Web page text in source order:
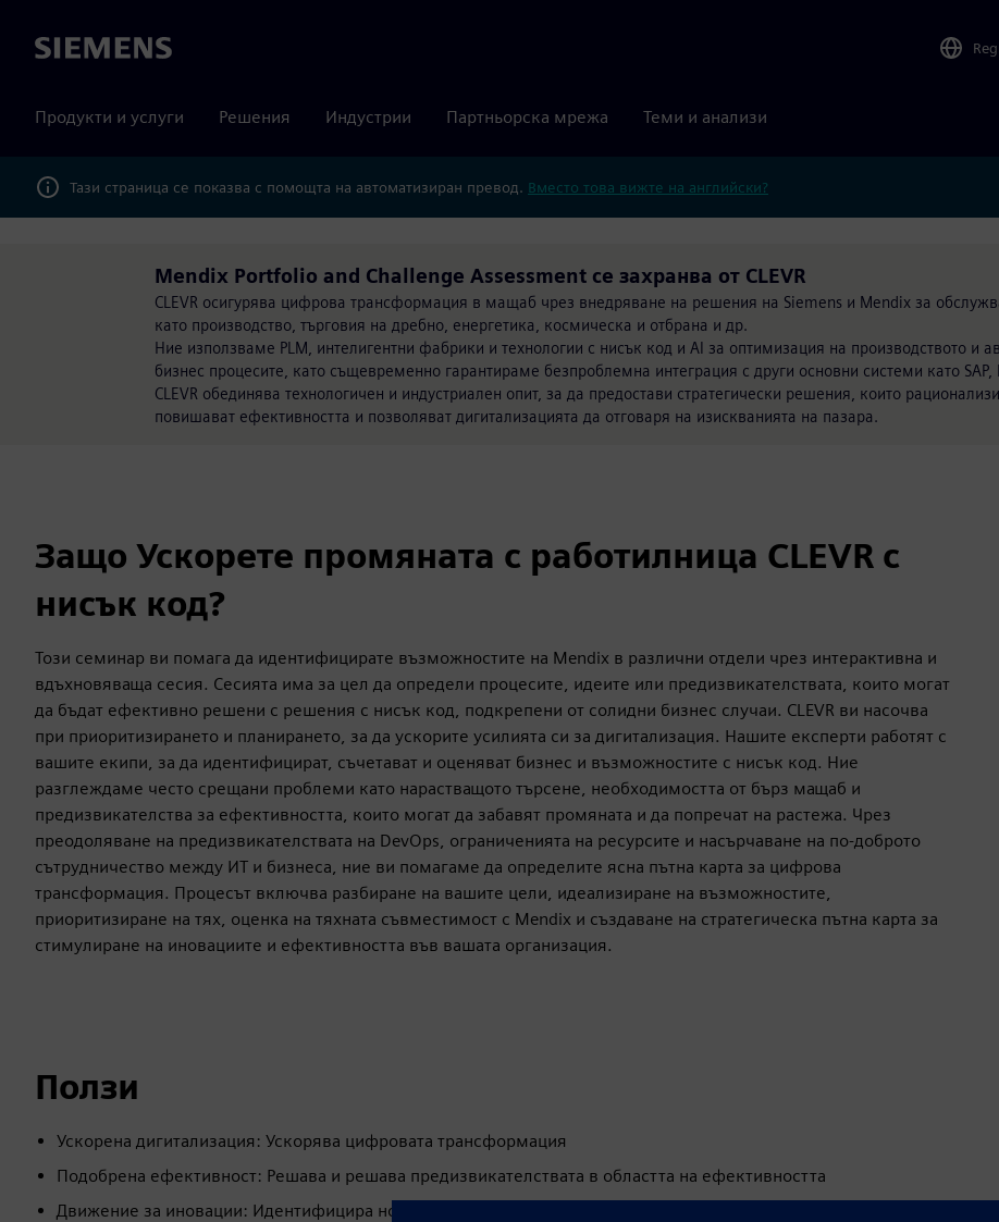
Siemens
Продукти и услуги Решения Индустрии Партньорска мрежа Теми и анализи
Тази страница се показва с помощта на автоматизиран превод. Вместо това вижте на английски?
Mendix Portfolio and Challenge Assessment се захранва от CLEVR
CLEVR осигурява цифрова трансформация в мащаб чрез внедряване на решения на Siemens и Mendix за
като производство, търговия на дребно, енергетика, космическа и отбрана и др.
Ние използваме PLM, интелигентни фабрики и технологии с нисък код и AI за оптимизация на производството и
бизнес процесите, като същевременно гарантираме безпроблемна интеграция с други основни системи като SAP,
CLEVR обединява технологичен и индустриален опит, за да предостави стратегически решения, които
повишават ефективността и позволяват дигитализацията да отговаря на изискванията на пазара.
Защо Ускорете промяната с работилница CLEVR с
нисък код?
Този семинар ви помага да идентифицирате възможностите на Mendix в различни отдели чрез интерактивна и
вдъхновяваща сесия. Сесията има за цел да определи процесите, идеите или предизвикателствата, които могат
да бъдат ефективно решени с решения с нисък код, подкрепени от солидни бизнес случаи. CLEVR ви насочва
при приоритизирането и планирането, за да ускорите усилията си за дигитализация. Нашите експерти работят с
вашите екипи, за да идентифицират, съчетават и оценяват бизнес и възможностите с нисък код. Ние
разглеждаме често срещани проблеми като нарастващото търсене, необходимостта от бърз мащаб и
предизвикателства за ефективността, които могат да забавят промяната и да попречат на растежа. Чрез
преодоляване на предизвикателствата на DevOps, ограниченията на ресурсите и насърчаване на по-доброто
сътрудничество между ИТ и бизнеса, ние ви помагаме да определите ясна пътна карта за цифрова
трансформация. Процесът включва разбиране на вашите цели, идеализиране на възможностите,
приоритизиране на тях, оценка на тяхната съвместимост с Mendix и създаване на стратегическа пътна карта за
стимулиране на иновациите и ефективността във вашата организация.
Ползи
Ускорена дигитализация: Ускорява цифровата трансформация
Подобрена ефективност: Решава и решава предизвикателствата в областта на ефективността
Движение за иновации: Идентифицира нови възможности за растеж